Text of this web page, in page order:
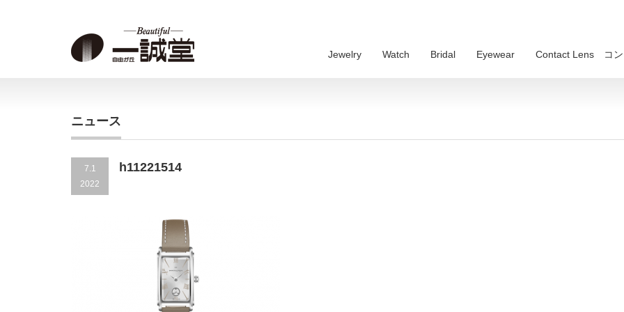
Jewelry Watch Bridal Eyewear Contact Lens コン
ニュース
7.1
2022
h11221514